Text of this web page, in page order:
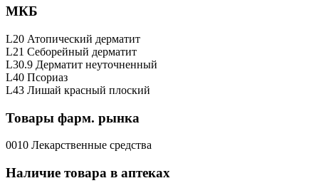
МКБ
L20 Атопический дерматит
L21 Себорейный дерматит
L30.9 Дерматит неуточненный
L40 Псориаз
L43 Лишай красный плоский
Товары фарм. рынка
0010 Лекарственные средства
Наличие товара в аптеках